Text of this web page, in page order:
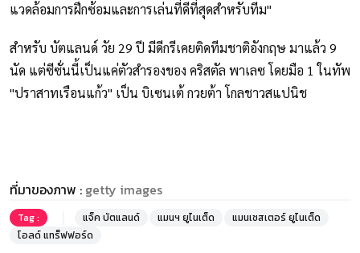
แวดล้อมการฝึกซ้อมและการเล่นที่ดีที่สุดสำหรับทีม"
สำหรับ บัตแลนด์ วัย 29 ปี มีดีกรีเคยติดทีมชาติอังกฤษ มาแล้ว 9
นัด แต่ซีซั่นนี้เป็นแค่ตัวสำรองของ คริสตัล พาเลซ โดยมือ 1 ในทัพ
"ปราสาทเรือนแก้ว" เป็น บิเซนเต้ กวยต้า โกลชาวสแปนิช
ที่มาของภาพ : getty images
Tag : แจ็ค บัตแลนด์ แมนฯ ยูไนเต็ด
แมนเชสเตอร์ ยูไนเต็ด
โอลด์ แทร็ฟฟอร์ด